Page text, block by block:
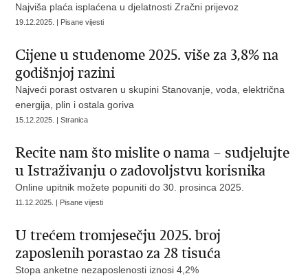
Najviša plaća isplaćena u djelatnosti Zračni prijevoz
19.12.2025. | Pisane vijesti
Cijene u studenome 2025. više za 3,8% na
godišnjoj razini
Najveći porast ostvaren u skupini Stanovanje, voda, električna
energija, plin i ostala goriva
15.12.2025. | Stranica
Recite nam što mislite o nama – sudjelujte
u Istraživanju o zadovoljstvu korisnika
Online upitnik možete popuniti do 30. prosinca 2025.
11.12.2025. | Pisane vijesti
U trećem tromjesečju 2025. broj
zaposlenih porastao za 28 tisuća
Stopa anketne nezaposlenosti iznosi 4,2%